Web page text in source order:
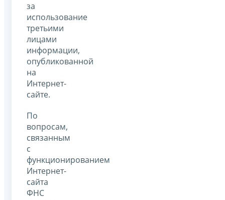
за
использование
третьими
лицами
информации,
опубликованной
на
Интернет-
сайте.
По
вопросам,
связанным
с
функционированием
Интернет-
сайта
ФНС